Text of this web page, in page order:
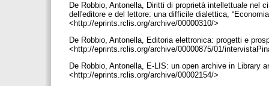
De Robbio, Antonella, Diritti di proprietà intellettuale nel
dell'editore e del lettore: una difficile dialettica,
<http://eprints.rclis.org/archive/00000310/>
De Robbio, Antonella, Editoria elettronica: progetti e
<http://eprints.rclis.org/archive/00000875/01/
De Robbio, Antonella, E-LIS: un open archive in Library
<http://eprints.rclis.org/archive/00002154/>